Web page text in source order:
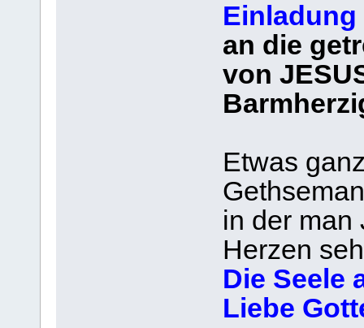
Einladung
an die
von
Etwas
in der man
Herzen
Die Seele
Liebe